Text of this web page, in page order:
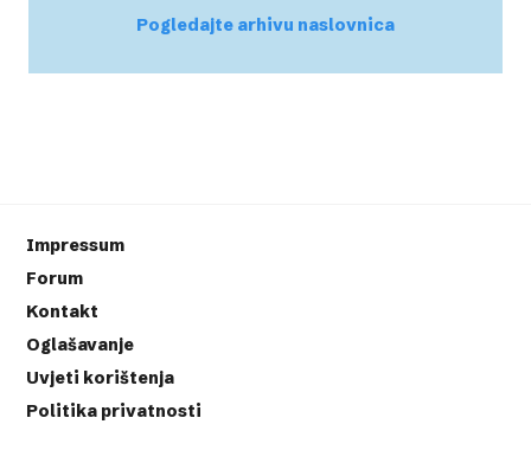
Pogledajte arhivu naslovnica
Impressum
Forum
Kontakt
Oglašavanje
Uvjeti korištenja
Politika privatnosti